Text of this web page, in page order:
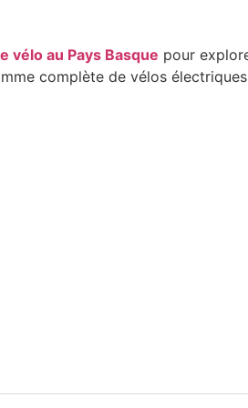
vélo au Pays Basque pour
complète de vélos